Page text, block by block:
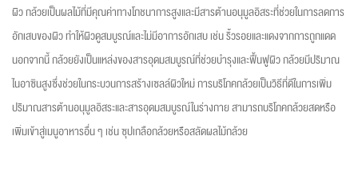
ผิว กล้วยเป็นผลไม้ที่มีคุณค่าทางโภชนาการสูงและมีสารต้านอนุมูลอิสระที่ช่วยในการลดการ
อักเสบของผิว ทำให้ผิวดูสมบูรณ์และไม่มีอาการอักเสบ เช่น ริ้วรอยและแดงจากการถูกแดด
นอกจากนี้ กล้วยยังเป็นแหล่งของสารอุดมสมบูรณ์ที่ช่วยบำรุงและฟื้นฟูผิว กล้วยมีปริมาณ
ไนอาซินสูงซึ่งช่วยในกระบวนการสร้างเซลล์ผิวใหม่ การบริโภคกล้วยเป็นวิธีที่ดีในการเพิ่ม
ปริมาณสารต้านอนุมูลอิสระและสารอุดมสมบูรณ์ในร่างกาย สามารถบริโภคกล้วยสดหรือ
เพิ่มเข้าสู่เมนูอาหารอื่น ๆ เช่น ซุปเกลือกล้วยหรือสลัดผลไม้กล้วย